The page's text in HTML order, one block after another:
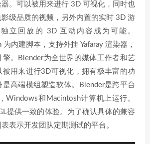
。可以被用来进行 3D 可视化，同时也
级品质的视频，另外内置的实时 3D 游
立回放的 3D 互动内容成为可能。
内建脚本，支持外挂 Yafaray 渲染器，
擎。Blender为全世界的媒体工作者和艺
被用来进行3D可视化，拥有极丰富的功
高端模组塑造软体。Blender是跨平台
Windows和Macintosh计算机上运行。
提供一致的体验。为了确认具体的兼容
表示开发团队定期测试的平台。